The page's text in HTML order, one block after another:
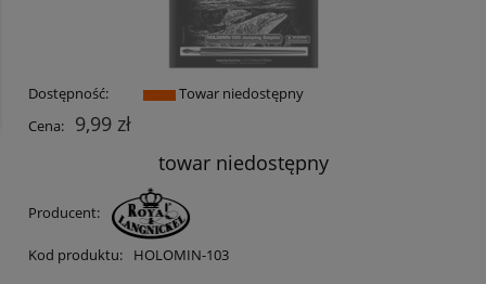
Dostępność:
Towar niedostępny
Cena:
9,99 zł
towar niedostępny
Producent:
Kod produktu: HOLOMIN-103